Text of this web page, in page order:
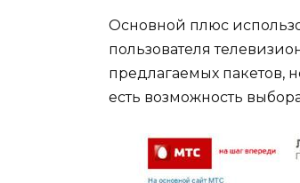
Основной плюс
пользователя
предлагаемых пакетов,
есть возможность